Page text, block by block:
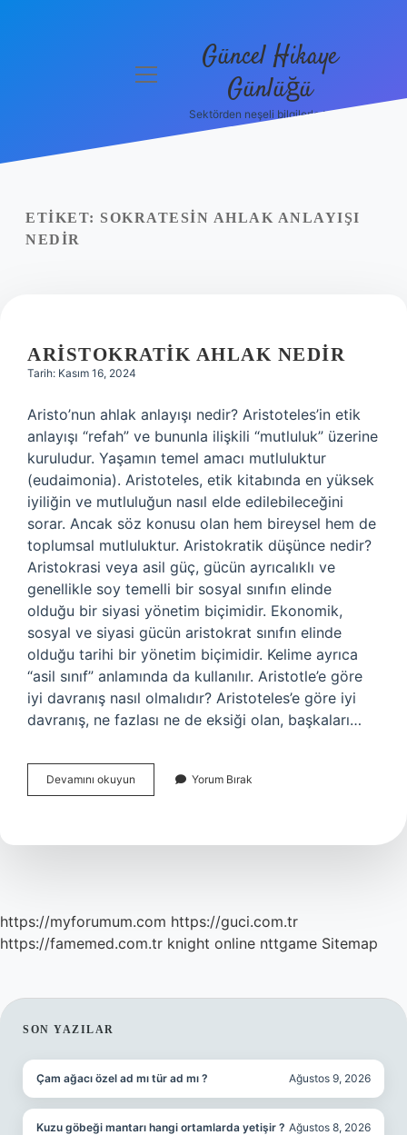
Yasal Uyarı
menüyü
Güncel Hikaye
Günlüğü
Sektörden neşeli bilgilerle tanış!
ETIKET: SOKRATESIN AHLAK ANLAYIŞI
NEDIR
ARISTOKRATIK AHLAK NEDIR
Tarih: Kasım 16, 2024
Aristo’nun ahlak anlayışı nedir? Aristoteles’in etik
anlayışı “refah” ve bununla ilişkili “mutluluk” üzerine
kuruludur. Yaşamın temel amacı mutluluktur
(eudaimonia). Aristoteles, etik kitabında en yüksek
iyiliğin ve mutluluğun nasıl elde edilebileceğini
sorar. Ancak söz konusu olan hem bireysel hem de
toplumsal mutluluktur. Aristokratik düşünce nedir?
Aristokrasi veya asil güç, gücün ayrıcalıklı ve
genellikle soy temelli bir sosyal sınıfın elinde
olduğu bir siyasi yönetim biçimidir. Ekonomik,
sosyal ve siyasi gücün aristokrat sınıfın elinde
olduğu tarihi bir yönetim biçimidir. Kelime ayrıca
“asil sınıf” anlamında da kullanılır. Aristotle’e göre
iyi davranış nasıl olmalıdır? Aristoteles’e göre iyi
davranış, ne fazlası ne de eksiği olan, başkaları…
Devamını okuyun Aristokratik
Ahlak
Yorum Bırak
https://myforumum.com https://guci.com.tr
https://famemed.com.tr knight online nttgame Sitemap
SIDEBAR
SON YAZILAR
Çam ağacı özel ad mı tür ad mı ? Ağustos 9, 2026
Kuzu göbeği mantarı hangi ortamlarda yetişir ? Ağustos 8, 2026